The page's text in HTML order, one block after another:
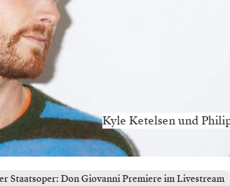
Kyle Ketelsen und
Staatsoper: Don Giovanni Premiere im Livestream